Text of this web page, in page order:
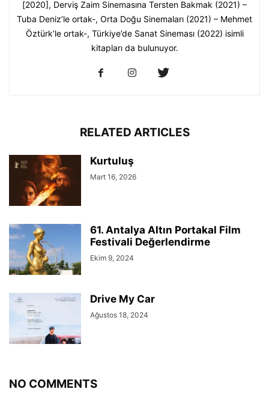
[2020], Derviş Zaim Sinemasına Tersten Bakmak (2021) –
Tuba Deniz’le ortak-, Orta Doğu Sinemaları (2021) – Mehmet
Öztürk’le ortak-, Türkiye’de Sanat Sineması (2022) isimli
kitapları da bulunuyor.
RELATED ARTICLES
Kurtuluş
Mart 16, 2026
61. Antalya Altın Portakal Film
Festivali Değerlendirme
Ekim 9, 2024
Drive My Car
Ağustos 18, 2024
NO COMMENTS